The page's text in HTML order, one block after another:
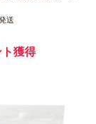
送
獲得